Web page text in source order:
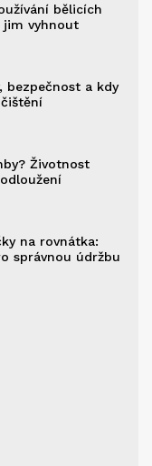
bělicích
jim vyhnout
bezpečnost a kdy
Životnost
na rovnátka:
správnou údržbu